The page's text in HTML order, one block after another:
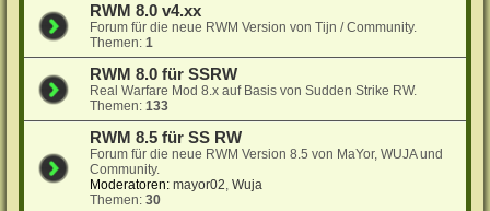
RWM 8.0 v4.xx
Forum für die neue RWM Version von Tijn / Community.
Themen:1
RWM 8.0 für SSRW
Real Warfare Mod 8.x auf Basis von Sudden Strike RW.
Themen:133
RWM 8.5 für SS RW
Forum für die neue RWM Version 8.5 von MaYor, WUJA und
Community.
Moderatoren: mayor02,Wuja
Themen:30